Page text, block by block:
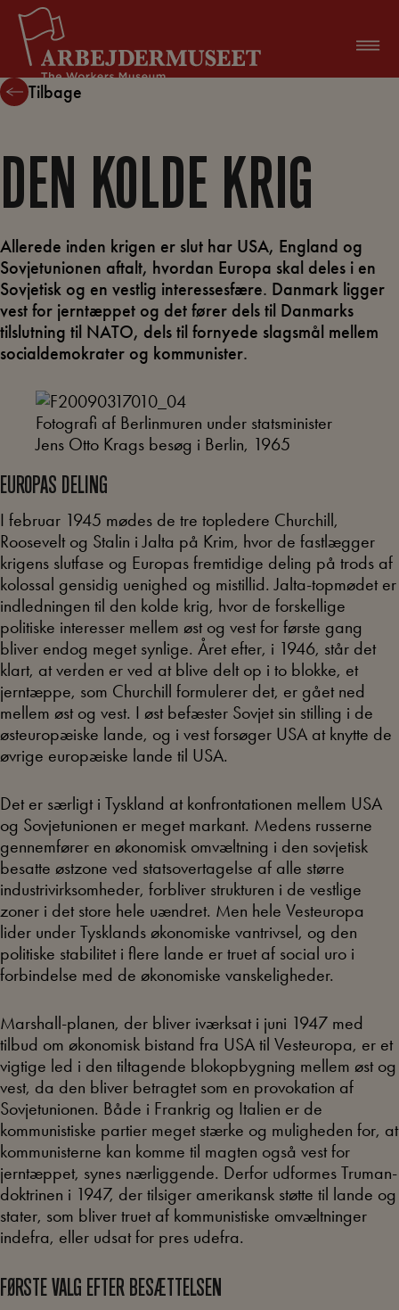
Hop
indholdet
Tilbage
DEN KOLDE KRIG
Allerede inden krigen er slut har USA, England og
Sovjetunionen aftalt, hvordan Europa skal deles i en
Sovjetisk og en vestlig interessesfære. Danmark ligger
vest for jerntæppet og det fører dels til Danmarks
tilslutning til NATO, dels til fornyede slagsmål mellem
socialdemokrater og kommunister.
Fotografi af Berlinmuren under statsminister
Jens Otto Krags besøg i Berlin, 1965
EUROPAS DELING
I februar 1945 mødes de tre topledere Churchill,
Roosevelt og Stalin i Jalta på Krim, hvor de fastlægger
krigens slutfase og Europas fremtidige deling på trods af
kolossal gensidig uenighed og mistillid. Jalta-topmødet er
indledningen til den kolde krig, hvor de forskellige
politiske interesser mellem øst og vest for første gang
bliver endog meget synlige. Året efter, i 1946, står det
klart, at verden er ved at blive delt op i to blokke, et
jerntæppe, som Churchill formulerer det, er gået ned
mellem øst og vest. I øst befæster Sovjet sin stilling i de
østeuropæiske lande, og i vest forsøger USA at knytte de
øvrige europæiske lande til USA.
Det er særligt i Tyskland at konfrontationen mellem USA
og Sovjetunionen er meget markant. Medens russerne
gennemfører en økonomisk omvæltning i den sovjetisk
besatte østzone ved statsovertagelse af alle større
industrivirksomheder, forbliver strukturen i de vestlige
zoner i det store hele uændret. Men hele Vesteuropa
lider under Tysklands økonomiske vantrivsel, og den
politiske stabilitet i flere lande er truet af social uro i
forbindelse med de økonomiske vanskeligheder.
Marshall-planen, der bliver iværksat i juni 1947 med
tilbud om økonomisk bistand fra USA til Vesteuropa, er et
vigtige led i den tiltagende blokopbygning mellem øst og
vest, da den bliver betragtet som en provokation af
Sovjetunionen. Både i Frankrig og Italien er de
kommunistiske partier meget stærke og muligheden for, at
kommunisterne kan komme til magten også vest for
jerntæppet, synes nærliggende. Derfor udformes Truman-
doktrinen i 1947, der tilsiger amerikansk støtte til lande og
stater, som bliver truet af kommunistiske omvæltninger
indefra, eller udsat for pres udefra.
FØRSTE VALG EFTER BESÆTTELSEN